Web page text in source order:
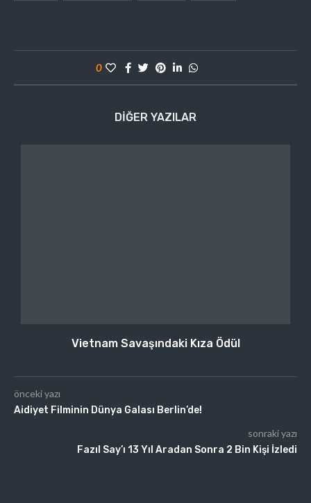
0
DIĞER YAZILAR
Vietnam Savaşındaki Kıza Ödül
önceki yazı
Aidiyet Filminin Dünya Galası Berlin’de!
sonraki yazı
Fazıl Say’ı 13 Yıl Aradan Sonra 2 Bin Kişi İzledi